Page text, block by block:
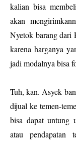
kalian bisa
akan
Nyetok barang
karena harganya
jadi modalnya bisa
Tuh, kan. Asyek
dijual ke temen-
bisa dapat untung
atau pendapatan